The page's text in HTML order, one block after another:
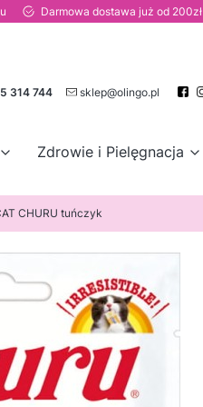
Darmowa dostawa już od 200zł
314 744 sklep@olingo.pl
Zdrowie i Pielęgnacja
CHURU tuńczyk